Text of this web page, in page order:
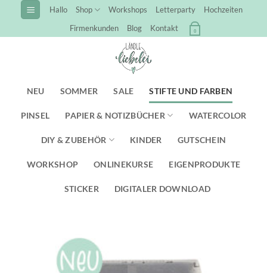
Inhalt
springen
Hallo Shop Workshops Letterparty
Hochzeiten
Firmenkunden
Blog Kontakt 0
NEU SOMMER SALE STIFTE UND FARBEN
PINSEL PAPIER & NOTIZBÜCHER WATERCOLOR
DIY & ZUBEHÖR KINDER GUTSCHEIN
WORKSHOP ONLINEKURSE EIGENPRODUKTE
STICKER DIGITALER DOWNLOAD